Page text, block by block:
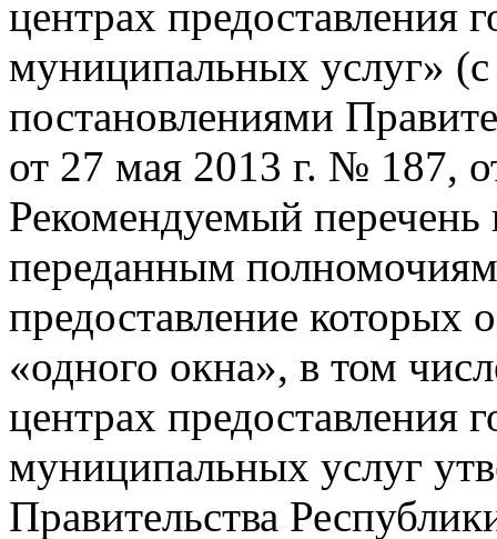
центрах предоставления
муниципальных услуг»
постановлениями
от 27 мая 2013 г. № 187,
Рекомендуемый перечень
переданным
предоставление которых
«одного окна», в том
центрах предоставления
муниципальных услуг
Правительства